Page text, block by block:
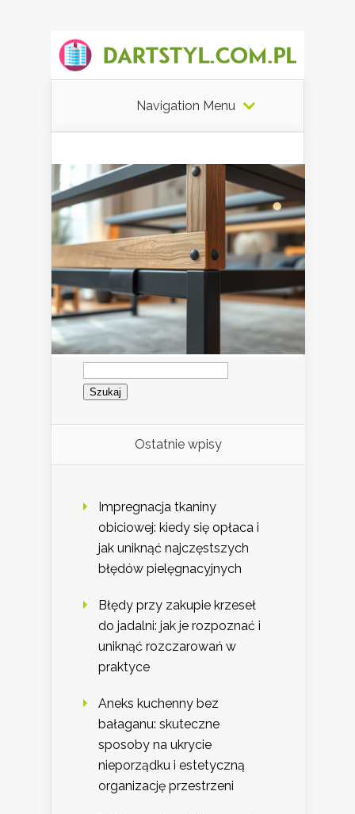
Navigation Menu
Szukaj:
Ostatnie wpisy
Impregnacja tkaniny
obiciowej: kiedy się opłaca i
jak uniknąć najczęstszych
błędów pielęgnacyjnych
Błędy przy zakupie krzeseł
do jadalni: jak je rozpoznać i
uniknąć rozczarowań w
praktyce
Aneks kuchenny bez
bałaganu: skuteczne
sposoby na ukrycie
nieporządku i estetyczną
organizację przestrzeni